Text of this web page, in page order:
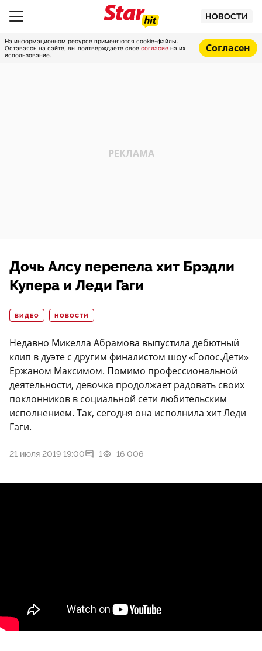
НОВОСТИ
На информационном ресурсе применяются cookie-файлы.
Оставаясь на сайте, вы подтверждаете свое согласие на их
использование.
Согласен
Дочь Алсу перепела хит Брэдли
Купера и Леди Гаги
ВИДЕО НОВОСТИ
Недавно Микелла Абрамова выпустила дебютный
клип в дуэте с другим финалистом шоу «Голос.Дети»
Ержаном Максимом. Помимо профессиональной
деятельности, девочка продолжает радовать своих
поклонников в социальной сети любительским
исполнением. Так, сегодня она исполнила хит Леди
Гаги.
21 июля 2019 19:00 1 16 006